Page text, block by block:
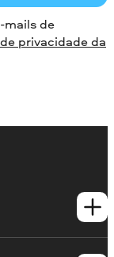
mails de
privacidade da